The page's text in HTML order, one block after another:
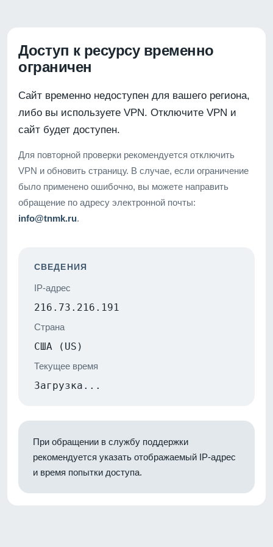
Доступ к ресурсу временно
ограничен
Сайт временно недоступен для вашего региона,
либо вы используете VPN. Отключите VPN и
сайт будет доступен.
Для повторной проверки рекомендуется отключить
VPN и обновить страницу. В случае, если ограничение
было применено ошибочно, вы можете направить
обращение по адресу электронной почты:
info@tnmk.ru.
СВЕДЕНИЯ
IP-адрес
216.73.216.191
Страна
США (US)
Текущее время
Загрузка...
При обращении в службу поддержки
рекомендуется указать отображаемый IP-адрес
и время попытки доступа.